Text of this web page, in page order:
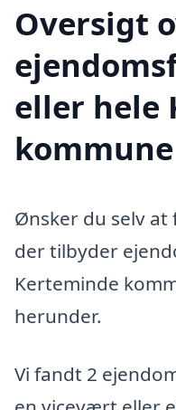
Oversigt
eller hele
kommune
Ønsker du selv
der tilbyder
Kerteminde
herunder.
Vi fandt 2